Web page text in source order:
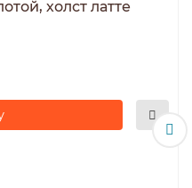
холст латте